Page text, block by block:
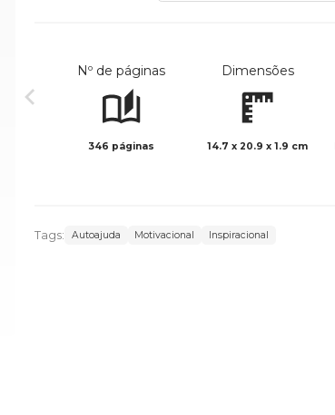
Nº de páginas
346 páginas
Dimensões
14.7 x 20.9 x 1.9 cm
Tags: Autoajuda Motivacional Inspiracional